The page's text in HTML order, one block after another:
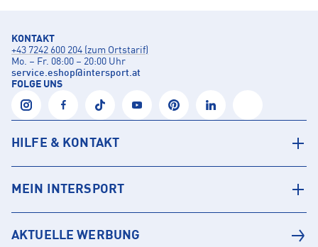
KONTAKT
+43 7242 600 204 (zum Ortstarif)
Mo. – Fr. 08:00 – 20:00 Uhr
service.eshop@intersport.at
FOLGE UNS
HILFE & KONTAKT
MEIN INTERSPORT
AKTUELLE WERBUNG